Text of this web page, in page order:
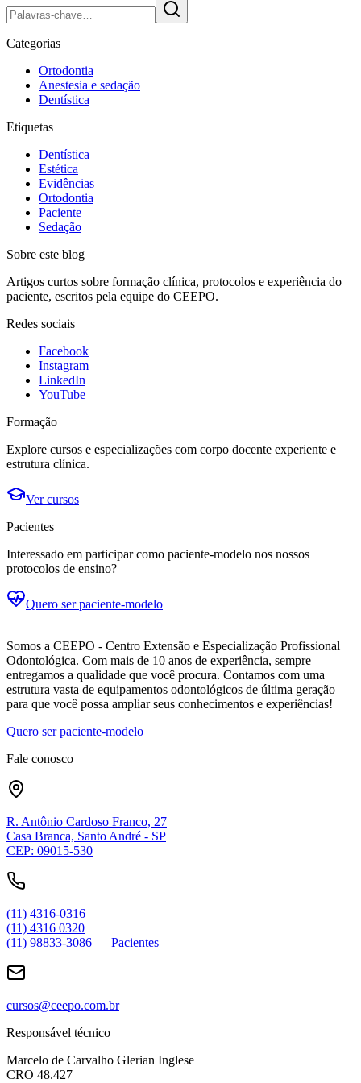
Categorias
Ortodontia
Anestesia e sedação
Dentística
Etiquetas
Dentística
Estética
Evidências
Ortodontia
Paciente
Sedação
Sobre este blog
Artigos curtos sobre formação clínica, protocolos e experiência do
paciente, escritos pela equipe do CEEPO.
Redes sociais
Facebook
Instagram
LinkedIn
YouTube
Formação
Explore cursos e especializações com corpo docente experiente e
estrutura clínica.
Ver cursos
Pacientes
Interessado em participar como paciente-modelo nos nossos
protocolos de ensino?
Quero ser paciente-modelo
Somos a CEEPO - Centro Extensão e Especialização Profissional
Odontológica. Com mais de 10 anos de experiência, sempre
entregamos a qualidade que você procura. Contamos com uma
estrutura vasta de equipamentos odontológicos de última geração
para que você possa ampliar seus conhecimentos e experiências!
Quero ser paciente-modelo
Fale conosco
R. Antônio Cardoso Franco, 27
Casa Branca, Santo André - SP
CEP: 09015-530
(11) 4316-0316
(11) 4316 0320
(11) 98833-3086 — Pacientes
cursos@ceepo.com.br
Responsável técnico
Marcelo de Carvalho Glerian Inglese
CRO 48.427